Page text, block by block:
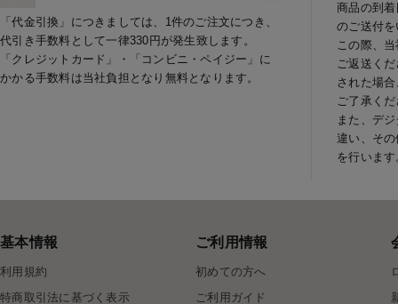
「代金引換」につきましては、1件のご注文につき、
代引き手数料として一律330円が発生致します。
「クレジットカード」・「コンビニ・ペイジー」に
かかる手数料は当社負担となり無料となります。
商品の到
のご送付
この際、
ご返送く
された場
ご了承く
また、デ
違い、そ
を行います
基本情報
利用規約
特商取引法に基づく表示
ご利用情報
初めての方へ
ご利用ガイド